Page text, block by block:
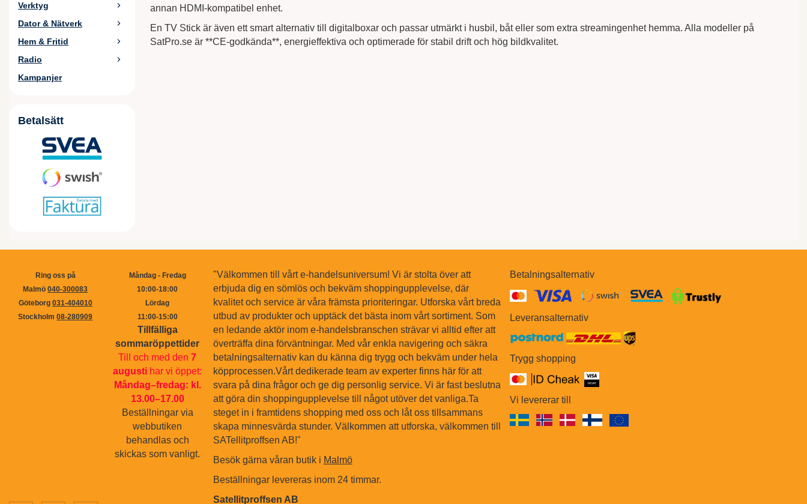
Verktyg
Dator & Nätverk
Hem & Fritid
Radio
Kampanjer
Betalsätt
annan HDMI-kompatibel enhet.
En TV Stick är även ett smart alternativ till digitalboxar och passar utmärkt i husbil, båt eller som extra streamingenhet hemma. Alla modeller på
SatPro.se är **CE-godkända**, energieffektiva och optimerade för stabil drift och hög bildkvalitet.
Ring oss på
Malmö040-300083
Göteborg 031-404010
Stockholm08-280909
Måndag - Fredag
10:00-18:00
Lördag
11:00-15:00
Tillfälliga
sommaröppettider
Till och med den7
augusti har vi öppet:
Måndag–fredag: kl.
13.00–17.00
Beställningar via
webbutiken
behandlas och
skickas som vanligt.
"Välkommen till vårt e-handelsuniversum! Vi är stolta över att
erbjuda dig en sömlös och bekväm shoppingupplevelse, där
kvalitet och service är våra främsta prioriteringar. Utforska vårt breda
utbud av produkter och upptäck det bästa inom vårt sortiment. Som
en ledande aktör inom e-handelsbranschen strävar vi alltid efter att
överträffa dina förväntningar. Med vår enkla navigering och säkra
betalningsalternativ kan du känna dig trygg och bekväm under hela
köpprocessen.Vårt dedikerade team av experter finns här för att
svara på dina frågor och ge dig personlig service. Vi är fast beslutna
att göra din shoppingupplevelse till något utöver det vanliga.Ta
steget in i framtidens shopping med oss och låt oss tillsammans
skapa minnesvärda stunder. Välkommen att utforska, välkommen till
SATellitproffsen AB!"
Besök gärna våran butik i Malmö
Beställningar levereras inom 24 timmar.
Satellitproffsen AB
Betalningsalternativ
Leveransalternativ
Trygg shopping
Vi levererar till